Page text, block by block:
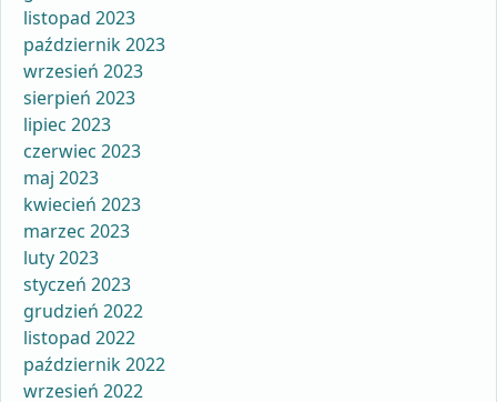
listopad 2023
październik 2023
wrzesień 2023
sierpień 2023
lipiec 2023
czerwiec 2023
maj 2023
kwiecień 2023
marzec 2023
luty 2023
styczeń 2023
grudzień 2022
listopad 2022
październik 2022
wrzesień 2022